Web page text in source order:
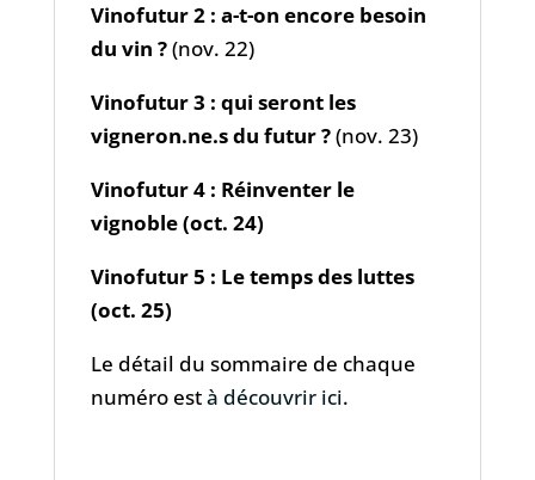
Vinofutur 2 : a-t-on encore besoin
du vin ?(nov. 22)
Vinofutur 3 : qui seront les
vigneron.ne.s du futur ?(nov. 23)
Vinofutur 4 : Réinventer le
vignoble (oct. 24)
Vinofutur 5 : Le temps des luttes
(oct. 25)
Le détail du sommaire de chaque
numéro està découvrir ici.